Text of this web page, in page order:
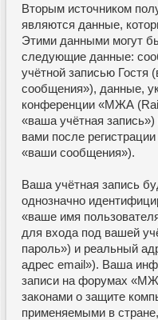
Вторым источником
являются данные,
Этими данными могут
следующие данные:
учётной записью
сообщения»), данные,
конференции «МЖА
«ваша учётная
вами после
«ваши сообщения»).
Ваша учётная запись
однозначно
«ваше имя
для входа под вашей
пароль») и реальный
адрес email»). Ваша
записи на форумах
законами о защите
применяемыми в